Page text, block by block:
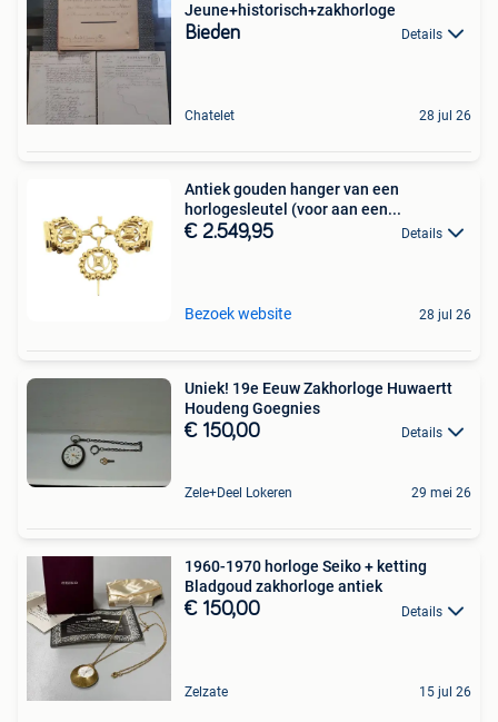
Jeune+historisch+zakhorloge
Bieden Details
Chatelet 28 jul 26
Antiek gouden hanger van een
horlogesleutel (voor aan een...
€ 2.549,95 Details
Bezoek website 28 jul 26
Uniek! 19e Eeuw Zakhorloge Huwaertt
Houdeng Goegnies
€ 150,00 Details
Zele+Deel Lokeren 29 mei 26
1960-1970 horloge Seiko + ketting
Bladgoud zakhorloge antiek
€ 150,00 Details
Zelzate 15 jul 26